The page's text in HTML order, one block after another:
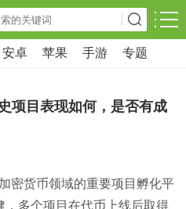
安卓 苹果 手游 专题
项目表现如何，是否有成
密货币领域的重要项目孵化平
多个项目在代币上线后取得